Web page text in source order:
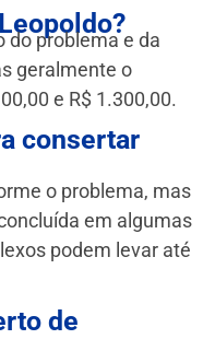
do problema e da
geralmente o
e R$ 1.300,00.
consertar
o problema, mas
em algumas
podem levar até
de